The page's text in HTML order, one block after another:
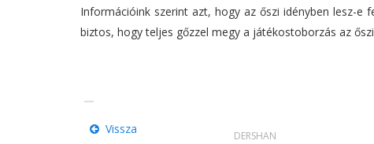
Információink szerint azt, hogy az őszi idényben lesz-e
biztos, hogy teljes gőzzel megy a játékostoborzás az
Vissza DERSHAN